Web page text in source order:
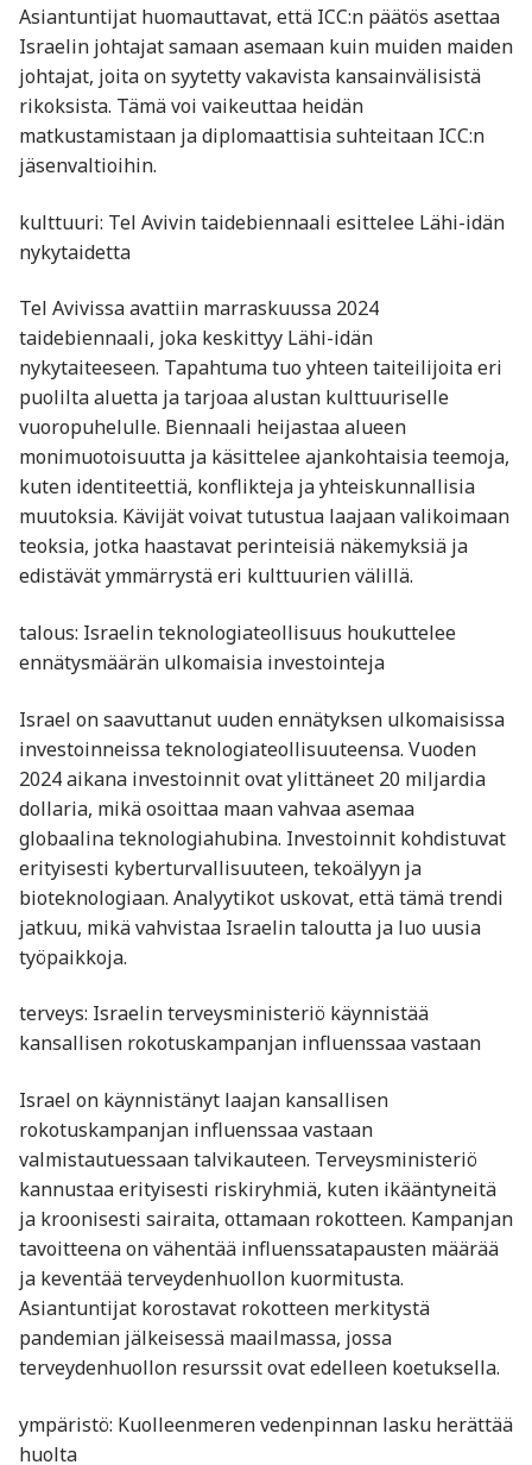
Asiantuntijat huomauttavat, että ICC:n päätös asettaa
Israelin johtajat samaan asemaan kuin muiden maiden
johtajat, joita on syytetty vakavista kansainvälisistä
rikoksista. Tämä voi vaikeuttaa heidän
matkustamistaan ja diplomaattisia suhteitaan ICC:n
jäsenvaltioihin.
kulttuuri: Tel Avivin taidebiennaali esittelee Lähi-idän
nykytaidetta
Tel Avivissa avattiin marraskuussa 2024
taidebiennaali, joka keskittyy Lähi-idän
nykytaiteeseen. Tapahtuma tuo yhteen taiteilijoita eri
puolilta aluetta ja tarjoaa alustan kulttuuriselle
vuoropuhelulle. Biennaali heijastaa alueen
monimuotoisuutta ja käsittelee ajankohtaisia teemoja,
kuten identiteettiä, konflikteja ja yhteiskunnallisia
muutoksia. Kävijät voivat tutustua laajaan valikoimaan
teoksia, jotka haastavat perinteisiä näkemyksiä ja
edistävät ymmärrystä eri kulttuurien välillä.
talous: Israelin teknologiateollisuus houkuttelee
ennätysmäärän ulkomaisia investointeja
Israel on saavuttanut uuden ennätyksen ulkomaisissa
investoinneissa teknologiateollisuuteensa. Vuoden
2024 aikana investoinnit ovat ylittäneet 20 miljardia
dollaria, mikä osoittaa maan vahvaa asemaa
globaalina teknologiahubina. Investoinnit kohdistuvat
erityisesti kyberturvallisuuteen, tekoälyyn ja
bioteknologiaan. Analyytikot uskovat, että tämä trendi
jatkuu, mikä vahvistaa Israelin taloutta ja luo uusia
työpaikkoja.
terveys: Israelin terveysministeriö käynnistää
kansallisen rokotuskampanjan influenssaa vastaan
Israel on käynnistänyt laajan kansallisen
rokotuskampanjan influenssaa vastaan
valmistautuessaan talvikauteen. Terveysministeriö
kannustaa erityisesti riskiryhmiä, kuten ikääntyneitä
ja kroonisesti sairaita, ottamaan rokotteen. Kampanjan
tavoitteena on vähentää influenssatapausten määrää
ja keventää terveydenhuollon kuormitusta.
Asiantuntijat korostavat rokotteen merkitystä
pandemian jälkeisessä maailmassa, jossa
terveydenhuollon resurssit ovat edelleen koetuksella.
ympäristö: Kuolleenmeren vedenpinnan lasku herättää
huolta